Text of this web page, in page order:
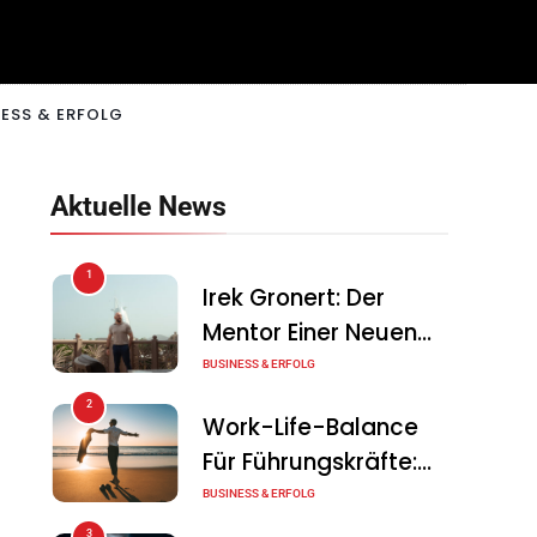
& ERFOLG
Aktuelle News
1
Irek Gronert: Der
Mentor Einer Neuen
Generation Von
BUSINESS & ERFOLG
2
Work-Life-Balance
Für Führungskräfte:
Illusion Oder Echte
BUSINESS & ERFOLG
3